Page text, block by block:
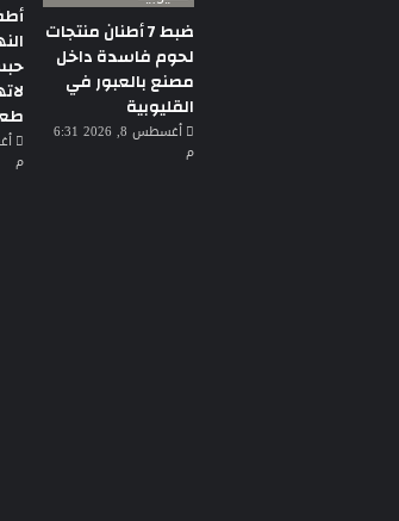
ضبط 7 أطنان منتجات
لحوم فاسدة داخل
مصنع بالعبور في
القليوبية
أغسطس 8, 2026 6:31
م
م